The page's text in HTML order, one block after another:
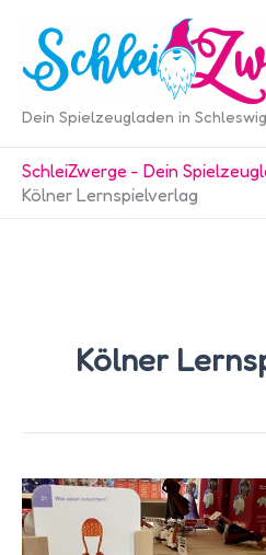
Inhalt
springen
Dein Spielzeugladen in Schleswig
SchleiZwerge - Dein
Kölner Lernspielverlag
Kölner